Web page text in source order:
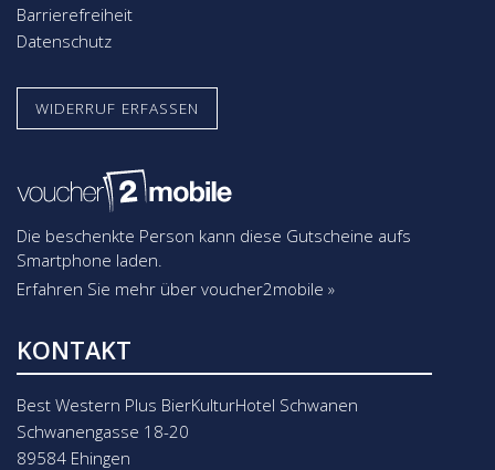
Barrierefreiheit
Datenschutz
WIDERRUF ERFASSEN
Die beschenkte Person kann diese Gutscheine aufs
Smartphone laden.
Erfahren Sie mehr über voucher2mobile »
KONTAKT
Best Western Plus BierKulturHotel Schwanen
Schwanengasse 18-20
89584 Ehingen